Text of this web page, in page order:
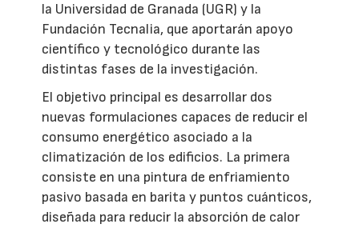
la Universidad de Granada (UGR) y la
Fundación Tecnalia, que aportarán apoyo
científico y tecnológico durante las
distintas fases de la investigación.
El objetivo principal es desarrollar dos
nuevas formulaciones capaces de reducir el
consumo energético asociado a la
climatización de los edificios. La primera
consiste en una pintura de enfriamiento
pasivo basada en barita y puntos cuánticos,
diseñada para reducir la absorción de calor